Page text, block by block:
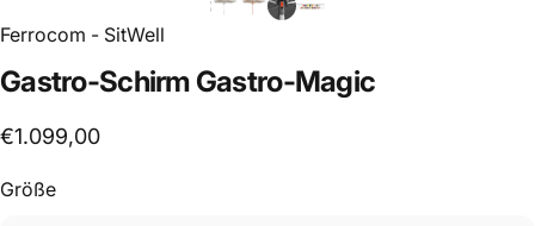
Ferrocom - SitWell
Gastro-Schirm Gastro-Magic
€1.099,00
Größe